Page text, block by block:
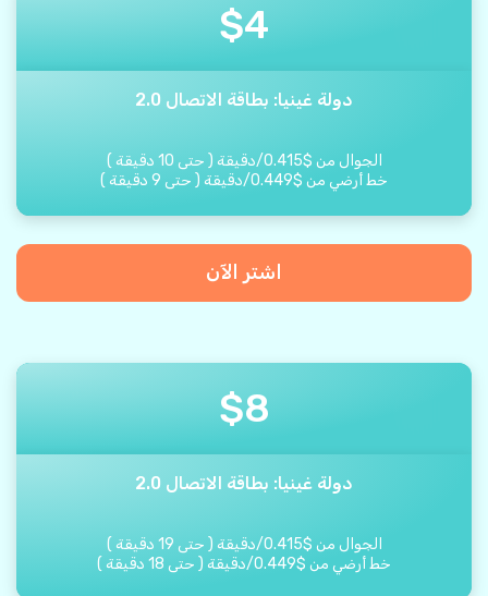
$4
دولة غينيا: بطاقة الاتصال 2.0
الجوال من $
0.415
/دقيقة ( حتى 10 دقيقة )
خط أرضي من $
0.449
/دقيقة ( حتى 9 دقيقة )
اشتر الآن
$8
دولة غينيا: بطاقة الاتصال 2.0
الجوال من $
0.415
/دقيقة ( حتى 19 دقيقة )
خط أرضي من $
0.449
/دقيقة ( حتى 18 دقيقة )